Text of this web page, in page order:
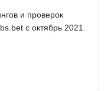
и проверок
с октябрь 2021.